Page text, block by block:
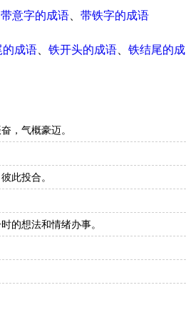
带意字的成语 带铁字的成语
的成语 铁开头的成语
铁结尾的成
，气概豪迈。
此投合。
的想法和情绪办事。